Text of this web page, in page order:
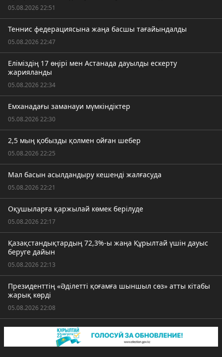
05.08.2026 22:51
Теннис федерациясына жаңа басшы тағайындалды
05.08.2026 22:47
Еліміздің 17 өңірі мен Астанада дауылды ескерту
жарияланды
05.08.2026 22:34
Емханадағы заманауи мүмкіндіктер
05.08.2026 22:30
2,5 мың қобызды қолмен ойған шебер
05.08.2026 22:25
Мал басын асылдандыру кешенді жалғасуда
05.08.2026 22:21
Оқушыларға қаржылай көмек берілуде
05.08.2026 22:17
Қазақстандықтардың 72,3%-ы жаңа Құрылтай үшін дауыс
беруге дайын
05.08.2026 22:13
Президенттің «Әділетті қоғамға шыншыл сөз» атты кітабы
жарық көрді
05.08.2026 22:08